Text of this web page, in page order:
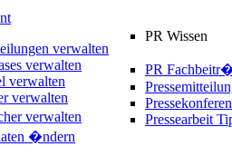
verwalten
verwalten
verwalten
verwalten
verwalten
�ndern
PR Wissen
PR
Pressearbeit